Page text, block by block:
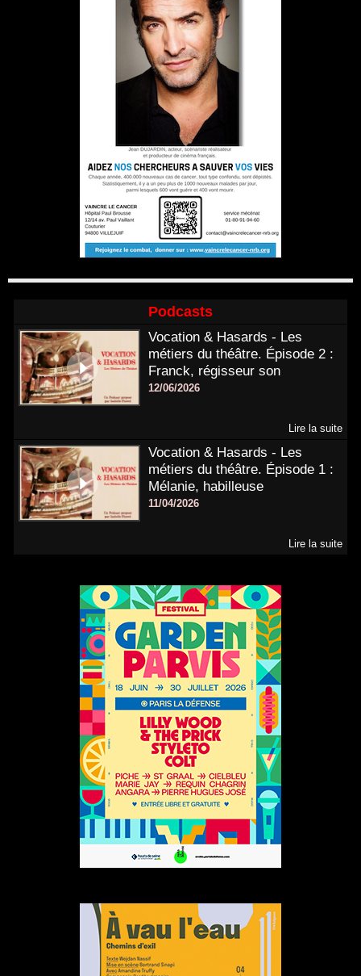
Podcasts
Vocation & Hasards - Les
métiers du théâtre. Épisode 2 :
Franck, régisseur son
12/06/2026
Lire la suite
Vocation & Hasards - Les
métiers du théâtre. Épisode 1 :
Mélanie, habilleuse
11/04/2026
Lire la suite